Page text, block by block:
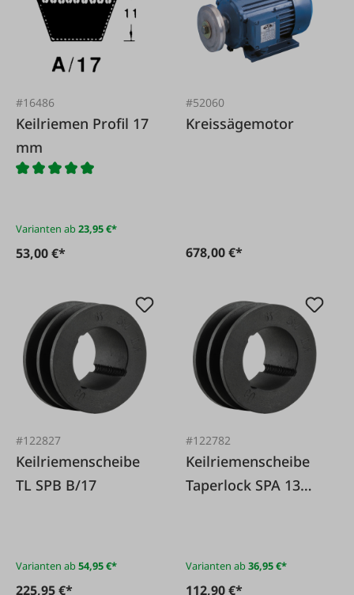
#16486
Keilriemen Profil 17
mm
Varianten ab23,95 €*
53,00 €*
#52060
Kreissägemotor
678,00 €*
#122827
Keilriemenscheibe
TL SPB B/17
Varianten ab54,95 €*
225,95 €*
#122782
Keilriemenscheibe
Taperlock SPA 13
Varianten ab36,95 €*
112,90 €*